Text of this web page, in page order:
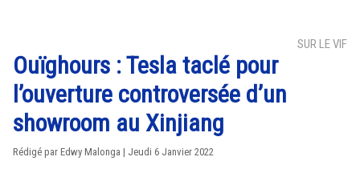
SUR LE VIF
Ouïghours : Tesla taclé pour
l’ouverture controversée d’un
showroom au Xinjiang
Rédigé par Edwy Malonga | Jeudi 6 Janvier 2022